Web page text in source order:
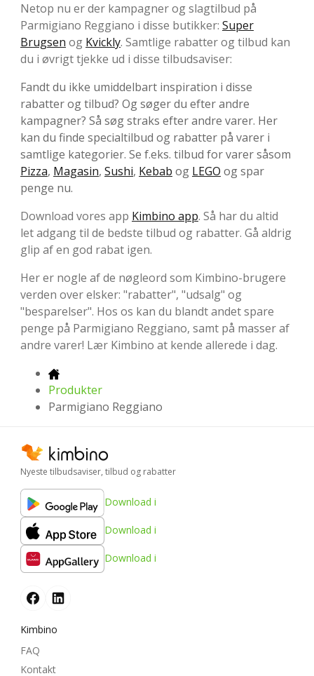
Netop nu er der kampagner og slagtilbud på
Parmigiano Reggiano i disse butikker: Super
Brugsen og Kvickly. Samtlige rabatter og tilbud kan
du i øvrigt tjekke ud i disse tilbudsaviser:
Fandt du ikke umiddelbart inspiration i disse
rabatter og tilbud? Og søger du efter andre
kampagner? Så søg straks efter andre varer. Her
kan du finde specialtilbud og rabatter på varer i
samtlige kategorier. Se f.eks. tilbud for varer såsom
Pizza, Magasin, Sushi, Kebab og LEGO og spar
penge nu.
Download vores app Kimbino app. Så har du altid
let adgang til de bedste tilbud og rabatter. Gå aldrig
glip af en god rabat igen.
Her er nogle af de nøgleord som Kimbino-brugere
verden over elsker: "rabatter", "udsalg" og
"besparelser". Hos os kan du blandt andet spare
penge på Parmigiano Reggiano, samt på masser af
andre varer! Lær Kimbino at kende allerede i dag.
Produkter
Parmigiano Reggiano
Nyeste tilbudsaviser, tilbud og rabatter
Download i
Download i
Download i
Kimbino
FAQ
Kontakt